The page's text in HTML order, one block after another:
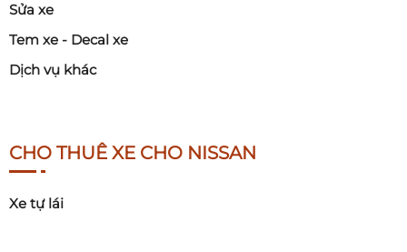
Sửa xe
Tem xe - Decal xe
Dịch vụ khác
CHO THUÊ XE CHO NISSAN
Xe tự lái